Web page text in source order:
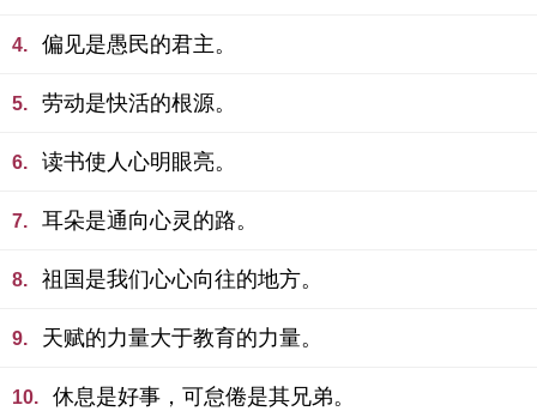
4. 偏见是愚民的君主。
5. 劳动是快活的根源。
6. 读书使人心明眼亮。
7. 耳朵是通向心灵的路。
8. 祖国是我们心心向往的地方。
9. 天赋的力量大于教育的力量。
10. 休息是好事，可怠倦是其兄弟。